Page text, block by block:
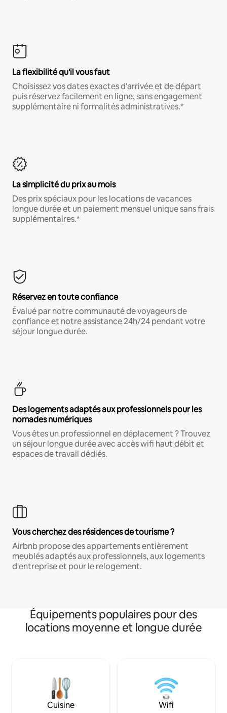
La flexibilité qu'il vous faut
Choisissez vos dates exactes d'arrivée et de départ
puis réservez facilement en ligne, sans engagement
supplémentaire ni formalités administratives.*
La simplicité du prix au mois
Des prix spéciaux pour les locations de vacances
longue durée et un paiement mensuel unique sans frais
supplémentaires.*
Réservez en toute confiance
Évalué par notre communauté de voyageurs de
confiance et notre assistance 24h/24 pendant votre
séjour longue durée.
Des logements adaptés aux professionnels pour les
nomades numériques
Vous êtes un professionnel en déplacement ? Trouvez
un séjour longue durée avec accès wifi haut débit et
espaces de travail dédiés.
Vous cherchez des résidences de tourisme ?
Airbnb propose des appartements entièrement
meublés adaptés aux professionnels, aux logements
d'entreprise et pour le relogement.
Équipements populaires pour des
locations moyenne et longue durée
Cuisine Wifi